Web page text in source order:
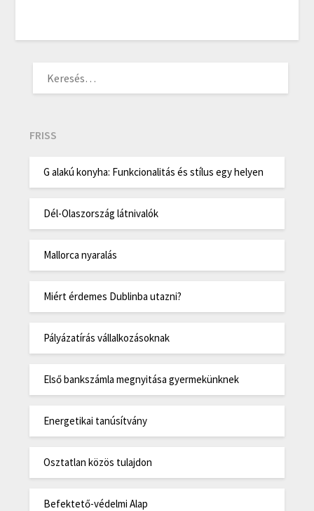
FRISS
G alakú konyha: Funkcionalitás és stílus egy helyen
Dél-Olaszország látnivalók
Mallorca nyaralás
Miért érdemes Dublinba utazni?
Pályázatírás vállalkozásoknak
Első bankszámla megnyitása gyermekünknek
Energetikai tanúsítvány
Osztatlan közös tulajdon
Befektető-védelmi Alap